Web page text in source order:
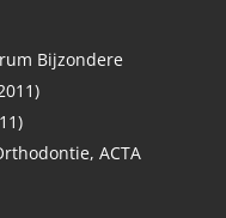
Bijzondere
ACTA